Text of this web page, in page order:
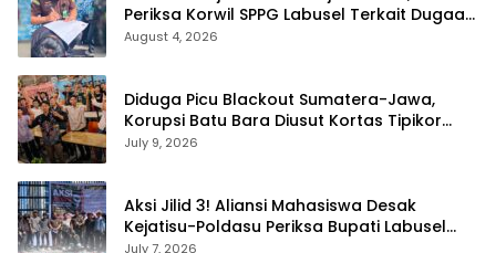
Periksa Korwil SPPG Labusel Terkait Dugaan
Bobroknya Dapur Program MBG
August 4, 2026
Diduga Picu Blackout Sumatera-Jawa,
Korupsi Batu Bara Diusut Kortas Tipikor
Didukung P3H
July 9, 2026
Aksi Jilid 3! Aliansi Mahasiswa Desak
Kejatisu-Poldasu Periksa Bupati Labusel
Terkait Dugaan Korupsi Rp36 M dan ‘Misteri’
July 7, 2026